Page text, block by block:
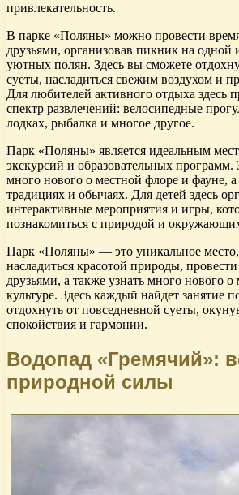
привлекательность.
В парке «Поляны» можно провести
друзьями, организовав пикник на одной
уютных полян. Здесь вы сможете
суеты, насладиться свежим воздухом и
Для любителей активного отдыха здесь
спектр развлечений: велосипедные
лодках, рыбалка и многое другое.
Парк «Поляны» является идеальным
экскурсий и образовательных программ.
много нового о местной флоре и фауне,
традициях и обычаях. Для детей здесь
интерактивные мероприятия и игры,
познакомиться с природой и
Парк «Поляны» — это уникальное
насладиться красотой природы,
друзьями, а также узнать много нового
культуре. Здесь каждый найдет занятие
отдохнуть от повседневной суеты,
спокойствия и гармонии.
Водопад «Гремячий»:
природной силы